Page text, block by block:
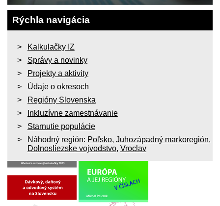
Rýchla navigácia
Kalkulačky IZ
Správy a novinky
Projekty a aktivity
Údaje o okresoch
Regióny Slovenska
Inkluzívne zamestnávanie
Starnutie populácie
Náhodný región: Poľsko, Juhozápadný markoregión,
Dolnosliezske vojvodstvo, Vroclav